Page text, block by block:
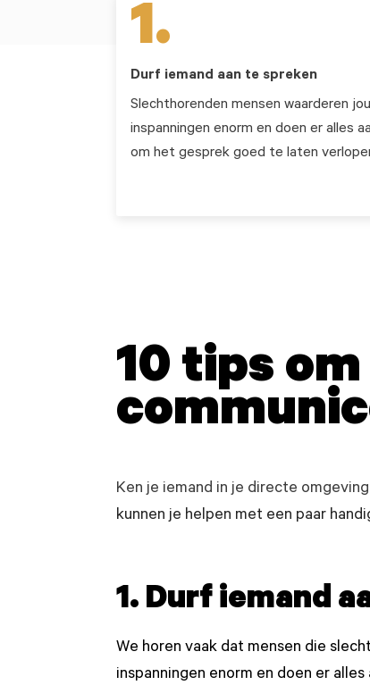
1.
Durf iemand aan te spreken
Slechthorenden mensen waarderen
inspanningen enorm en doen er alles
om het gesprek goed te laten
10 tips
Ken je iemand in je directe
kunnen je helpen met een paar
1. Durf iemand
We horen vaak dat mensen die
inspanningen enorm en doen er